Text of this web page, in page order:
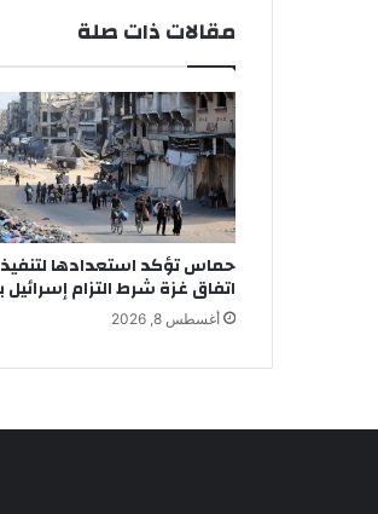
مقالات ذات صلة
حماس تؤكد استعدادها لتنفيذ
اتفاق غزة شرط التزام إسرائيل
أغسطس 8, 2026